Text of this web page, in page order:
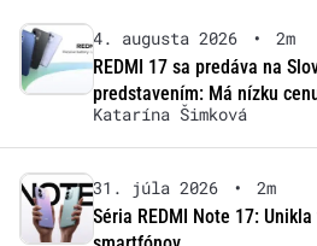
4. augusta 2026 •
2m
REDMI 17 sa predáva na
predstavením: Má nízku
Katarína Šimková
31. júla 2026 •
2m
Séria REDMI Note 17: